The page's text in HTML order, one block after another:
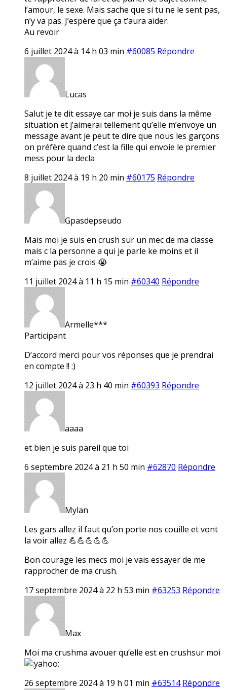
l’amour, le sexe. Mais sache que si tu ne le sent pas,
n’y va pas. J’espère que ça t’aura aider.
Au revoir
6 juillet 2024 à 14 h 03 min #60085 Répondre
Lucas
Salut je te dit essaye car moi je suis dans la même
situation et j’aimerai tellement qu’elle m’envoye un
message avant je peut te dire que nous les garçons
on préfère quand c’est la fille qui envoie le premier
mess pour la decla
8 juillet 2024 à 19 h 20 min #60175 Répondre
Gpasdepseudo
Mais moi je suis en crush sur un mec de ma classe
mais c la personne a qui je parle ke moins et il
m’aime pas je crois 😭
11 juillet 2024 à 11 h 15 min #60340 Répondre
Armelle***
Participant
D’accord merci pour vos réponses que je prendrai
en compte !! :)
12 juillet 2024 à 23 h 40 min #60393 Répondre
aaaa
et bien je suis pareil que toi
6 septembre 2024 à 21 h 50 min #62870 Répondre
Mylan
Les gars allez il faut qu’on porte nos couille et vont
la voir allez 💪💪💪💪💪
Bon courage les mecs moi je vais essayer de me
rapprocher de ma crush.
17 septembre 2024 à 22 h 53 min #63253 Répondre
Max
Moi ma crushma avouer qu’elle est en crushsur moi
26 septembre 2024 à 19 h 01 min #63514 Répondre